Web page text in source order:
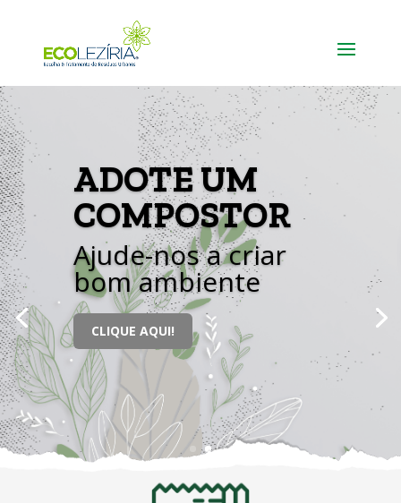
ADOTE UM
COMPOSTOR
Ajude-nos a criar
bom ambiente
CLIQUE AQUI!